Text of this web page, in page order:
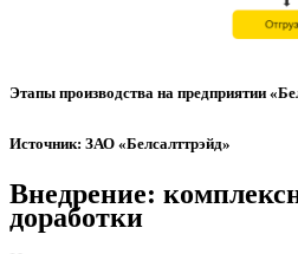
Этапы производства на предприятии
Источник: ЗАО «Белсалттрэйд»
Внедрение:
доработки